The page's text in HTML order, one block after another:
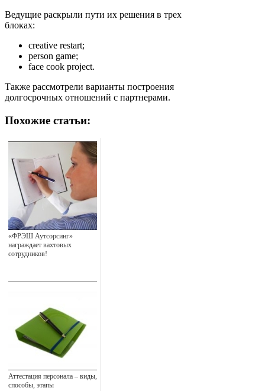
Ведущие раскрыли пути их решения в трех
блоках:
creative restart;
person game;
face cook project.
Также рассмотрели варианты построения
долгосрочных отношений с партнерами.
Похожие статьи:
«ФРЭШ Аутсорсинг»
награждает вахтовых
сотрудников!
Аттестация персонала – виды,
способы, этапы